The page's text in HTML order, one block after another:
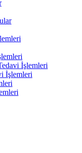
İşlemleri
İşlemleri